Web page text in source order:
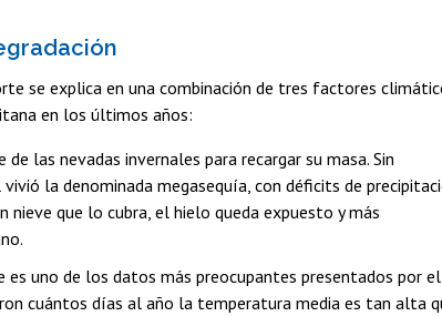
se explica en una combinación de tres factores
en los últimos años:
de las nevadas invernales para recargar su masa. Sin
la denominada megasequía, con déficits de
nieve que lo cubra, el hielo queda expuesto y más
es uno de los datos más preocupantes presentados por el
cuántos días al año la temperatura media es tan alta